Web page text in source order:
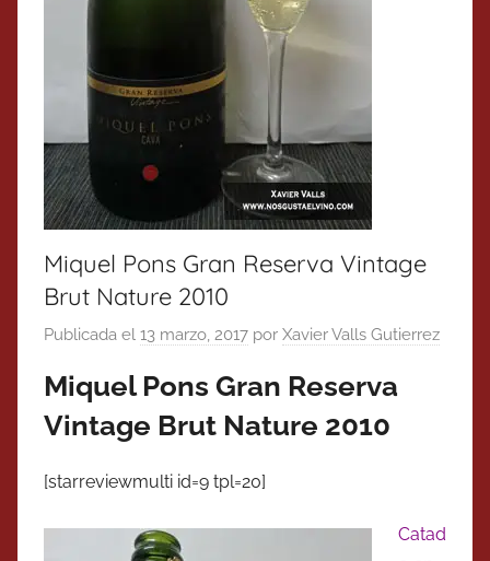
Miquel Pons Gran Reserva Vintage
Brut Nature 2010
Publicada el 13 marzo, 2017 por Xavier Valls Gutierrez
Miquel Pons Gran Reserva
Vintage Brut Nature 2010
[starreviewmulti id=9 tpl=20]
Catad